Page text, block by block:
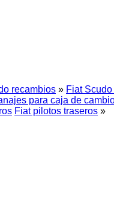
recambios » Fiat
para caja de
Fiat pilotos traseros »